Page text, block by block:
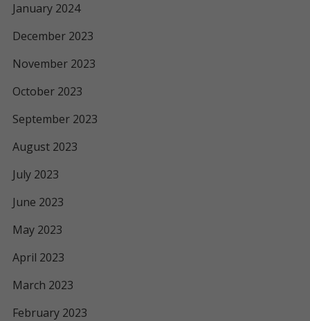
January 2024
December 2023
November 2023
October 2023
September 2023
August 2023
July 2023
June 2023
May 2023
April 2023
March 2023
February 2023